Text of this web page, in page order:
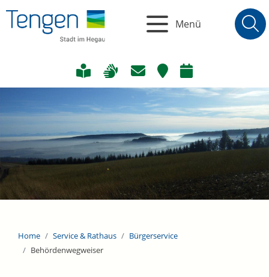
Menü
Home Service & Rathaus
Bürgerservice
Behördenwegweiser